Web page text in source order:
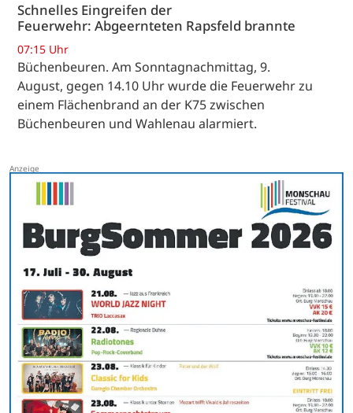
Schnelles Eingreifen der
Feuerwehr: Abgeernteten Rapsfeld brannte
07:15 Uhr
Büchenbeuren. Am Sonntagnachmittag, 9.
August, gegen 14.10 Uhr wurde die Feuerwehr zu
einem Flächenbrand an der K75 zwischen
Büchenbeuren und Wahlenau alarmiert.